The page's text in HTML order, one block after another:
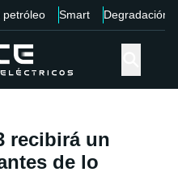
petróleo Smart Degradación
recibirá un
de lo